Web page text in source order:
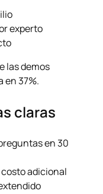
experto
las demos
en 37%.
claras
en 30
adicional